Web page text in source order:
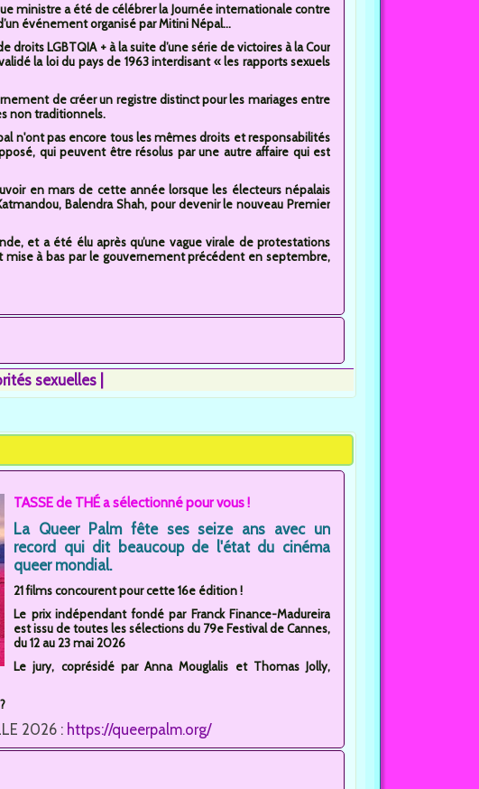
ministre a été de célébrer la Journée internationale contre
événement organisé par Mitini Népal...
LGBTQIA + à la suite d’une série de victoires à la Cour
la loi du pays de 1963 interdisant « les rapports sexuels
de créer un registre distinct pour les mariages entre
non traditionnels.
n'ont pas encore tous les mêmes droits et responsabilités
qui peuvent être résolus par une autre affaire qui est
en mars de cette année lorsque les électeurs népalais
Balendra Shah, pour devenir le nouveau Premier
et a été élu après qu’une vague virale de protestations
à bas par le gouvernement précédent en septembre,
sexuelles
TASSE de THÉ a sélectionné pour vous !
La Queer Palm fête ses seize ans avec un
record qui dit beaucoup de l'état du cinéma
queer mondial.
21 films concourent pour cette 16e édition !
Le prix indépendant fondé par Franck Finance-Madureira
est issu de toutes les sélections du 79e Festival de Cannes,
du 12 au 23 mai 2026
Le jury, coprésidé par Anna Mouglalis et Thomas Jolly,
2026 : https://queerpalm.org/